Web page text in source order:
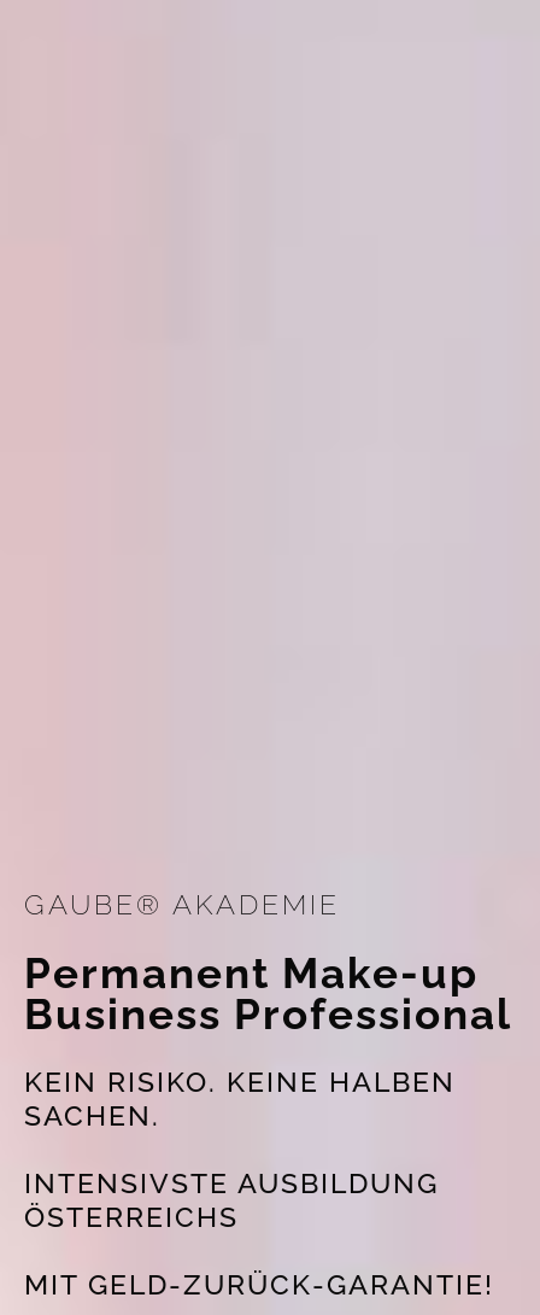
GAUBE® AKADEMIE
Permanent Make-up
Business Professional
KEIN RISIKO. KEINE HALBEN
SACHEN.
INTENSIVSTE AUSBILDUNG
ÖSTERREICHS
MIT GELD-ZURÜCK-GARANTIE!